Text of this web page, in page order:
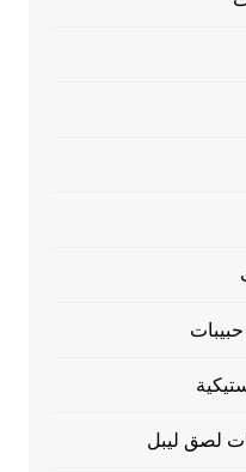
لصق ليبل